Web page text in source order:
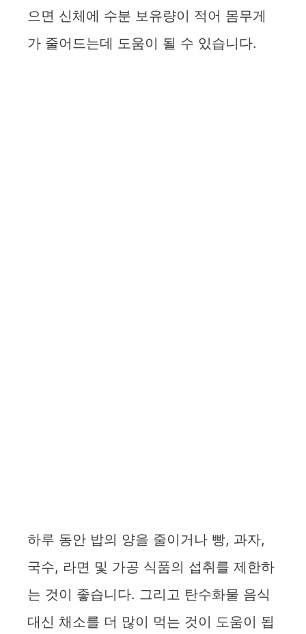
으면 신체에 수분 보유량이 적어 몸무게
가 줄어드는데 도움이 될 수 있습니다.
하루 동안 밥의 양을 줄이거나 빵, 과자,
국수, 라면 및 가공 식품의 섭취를 제한하
는 것이 좋습니다. 그리고 탄수화물 음식
대신 채소를 더 많이 먹는 것이 도움이 됩